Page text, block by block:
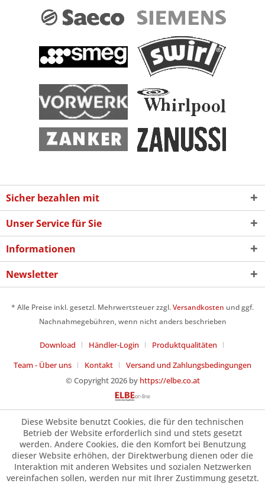
Sicher bezahlen mit
Unser Service für Sie
Informationen
Newsletter
* Alle Preise inkl. gesetzl. Mehrwertsteuer zzgl.Versandkosten und ggf.
Nachnahmegebühren, wenn nicht anders beschrieben
Download Händler-Login
Produktqualitäten
Team - Über uns
Kontakt
Versand und Zahlungsbedingungen
© Copyright 2026 by https://elbe.co.at
Diese Website benutzt Cookies, die für den technischen
Betrieb der Website erforderlich sind und stets gesetzt
werden. Andere Cookies, die den Komfort bei Benutzung
dieser Website erhöhen, der Direktwerbung dienen oder die
Interaktion mit anderen Websites und sozialen Netzwerken
vereinfachen sollen, werden nur mit Ihrer Zustimmung gesetzt.